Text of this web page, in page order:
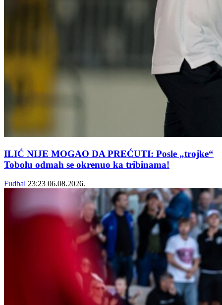
ILIĆ NIJE MOGAO DA PREĆUTI: Posle „trojke“
Tobolu odmah se okrenuo ka tribinama!
Fudbal 23:23 06.08.2026.